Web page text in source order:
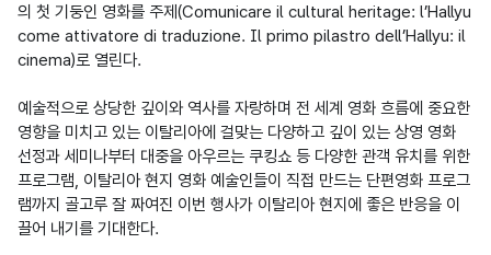
의 첫 기둥인 영화를 주제(Comunicare il cultural heritage: l’Hallyu
come attivatore di traduzione. Il primo pilastro dell’Hallyu: il
cinema)로 열린다.
예술적으로 상당한 깊이와 역사를 자랑하며 전 세계 영화 흐름에 중요한
영향을 미치고 있는 이탈리아에 걸맞는 다양하고 깊이 있는 상영 영화
선정과 세미나부터 대중을 아우르는 쿠킹쇼 등 다양한 관객 유치를 위한
프로그램, 이탈리아 현지 영화 예술인들이 직접 만드는 단편영화 프로그
램까지 골고루 잘 짜여진 이번 행사가 이탈리아 현지에 좋은 반응을 이
끌어 내기를 기대한다.